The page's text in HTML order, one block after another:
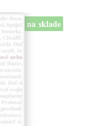
na sklade